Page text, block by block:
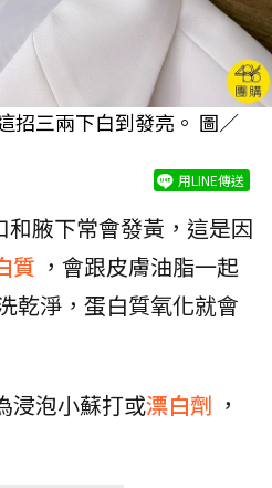
招三兩下白到發亮。 圖／
用LINE傳送
和腋下常會發黃，這是因
質 ，會跟皮膚油脂一起
乾淨，蛋白質氧化就會
浸泡小蘇打或漂白劑 ，